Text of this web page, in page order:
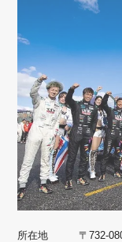
所在地
〒732-